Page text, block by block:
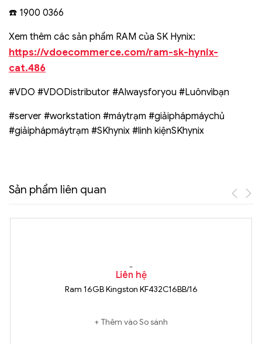
☎ ️ 1900 0366
Xem thêm các sản phẩm RAM của SK Hynix:
https://vdoecommerce.com/ram-sk-hynix-
cat.486
#VDO #VDODistributor #Alwaysforyou #Luônvìbạn
#server #workstation #máytrạm #giảiphápmáychủ
#giảiphápmáytrạm #SKhynix #linh kiệnSKhynix
Sản phẩm liên quan
Liên hệ
Ram 16GB Kingston KF432C16BB/16
Thêm vào So sánh